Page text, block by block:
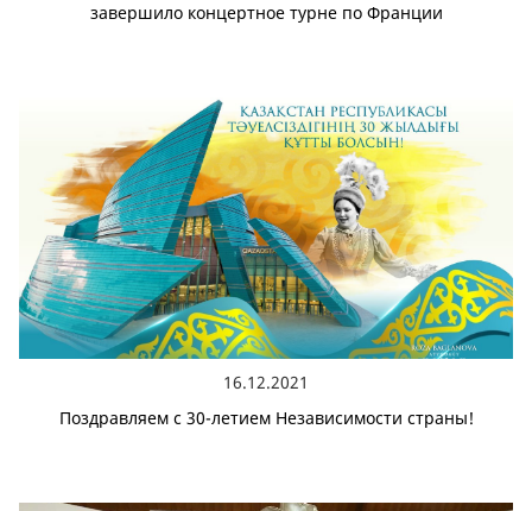
завершило концертное турне по Франции
16.12.2021
Поздравляем с 30-летием Независимости страны!